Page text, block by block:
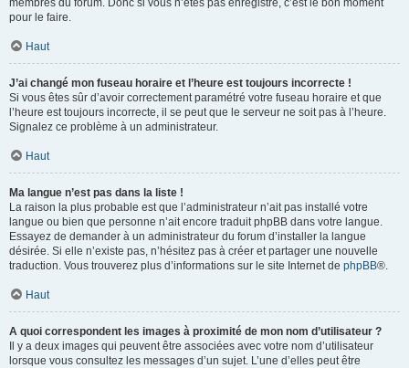
membres du forum. Donc si vous n’êtes pas enregistré, c’est le bon moment
pour le faire.
Haut
J’ai changé mon fuseau horaire et l’heure est toujours incorrecte !
Si vous êtes sûr d’avoir correctement paramétré votre fuseau horaire et que
l’heure est toujours incorrecte, il se peut que le serveur ne soit pas à l’heure.
Signalez ce problème à un administrateur.
Haut
Ma langue n’est pas dans la liste !
La raison la plus probable est que l’administrateur n’ait pas installé votre
langue ou bien que personne n’ait encore traduit phpBB dans votre langue.
Essayez de demander à un administrateur du forum d’installer la langue
désirée. Si elle n’existe pas, n’hésitez pas à créer et partager une nouvelle
traduction. Vous trouverez plus d’informations sur le site Internet de phpBB®.
Haut
A quoi correspondent les images à proximité de mon nom d’utilisateur ?
Il y a deux images qui peuvent être associées avec votre nom d’utilisateur
lorsque vous consultez les messages d’un sujet. L’une d’elles peut être